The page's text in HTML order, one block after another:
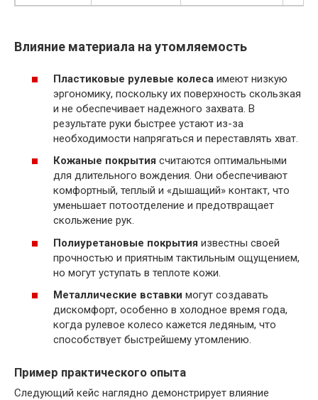
Влияние материала на утомляемость
Пластиковые рулевые колеса имеют низкую
эргономику, поскольку их поверхность скользкая
и не обеспечивает надежного захвата. В
результате руки быстрее устают из-за
необходимости напрягаться и переставлять хват.
Кожаные покрытия считаются оптимальными
для длительного вождения. Они обеспечивают
комфортный, теплый и «дышащий» контакт, что
уменьшает потоотделение и предотвращает
скольжение рук.
Полиуретановые покрытия известны своей
прочностью и приятным тактильным ощущением,
но могут уступать в теплоте кожи.
Металлические вставки могут создавать
дискомфорт, особенно в холодное время года,
когда рулевое колесо кажется ледяным, что
способствует быстрейшему утомлению.
Пример практического опыта
Следующий кейс наглядно демонстрирует влияние